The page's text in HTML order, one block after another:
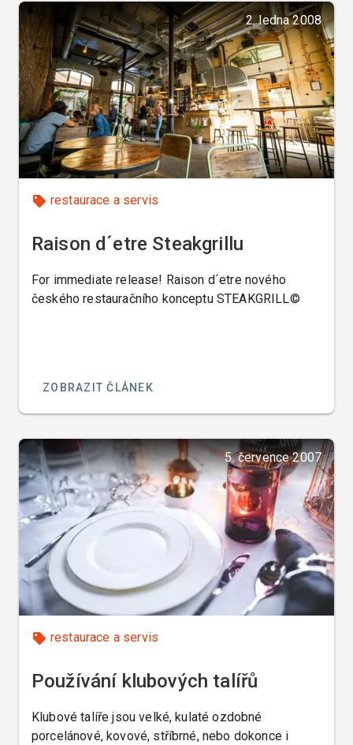
2. ledna 2008
restaurace a servis
Raison d´etre Steakgrillu
For immediate release! Raison d´etre nového
českého restauračního konceptu STEAKGRILL©
ZOBRAZIT ČLÁNEK
5. července 2007
restaurace a servis
Používání klubových talířů
Klubové talíře jsou velké, kulaté ozdobné
porcelánové, kovové, stříbrné, nebo dokonce i